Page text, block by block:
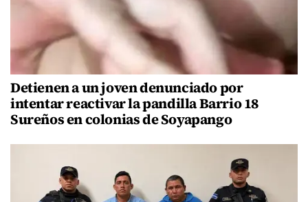
Detienen a un joven denunciado por
intentar reactivar la pandilla Barrio 18
Sureños en colonias de Soyapango